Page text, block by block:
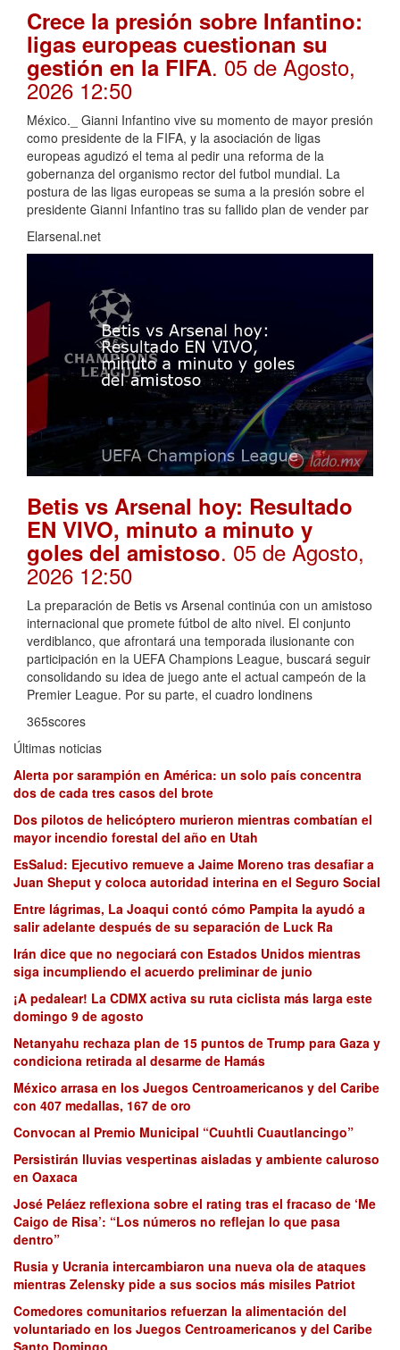
Crece la presión sobre Infantino:
ligas europeas cuestionan su
gestión en la FIFA. 05 de Agosto,
2026 12:50
México._ Gianni Infantino vive su momento de mayor presión
como presidente de la FIFA, y la asociación de ligas
europeas agudizó el tema al pedir una reforma de la
gobernanza del organismo rector del futbol mundial. La
postura de las ligas europeas se suma a la presión sobre el
presidente Gianni Infantino tras su fallido plan de vender par
Elarsenal.net
Betis vs Arsenal hoy: Resultado
EN VIVO, minuto a minuto y
goles del amistoso. 05 de Agosto,
2026 12:50
La preparación de Betis vs Arsenal continúa con un amistoso
internacional que promete fútbol de alto nivel. El conjunto
verdiblanco, que afrontará una temporada ilusionante con
participación en la UEFA Champions League, buscará seguir
consolidando su idea de juego ante el actual campeón de la
Premier League. Por su parte, el cuadro londinens
365scores
Últimas noticias
Alerta por sarampión en América: un solo país concentra
dos de cada tres casos del brote
Dos pilotos de helicóptero murieron mientras combatían el
mayor incendio forestal del año en Utah
EsSalud: Ejecutivo remueve a Jaime Moreno tras desafiar a
Juan Sheput y coloca autoridad interina en el Seguro Social
Entre lágrimas, La Joaqui contó cómo Pampita la ayudó a
salir adelante después de su separación de Luck Ra
Irán dice que no negociará con Estados Unidos mientras
siga incumpliendo el acuerdo preliminar de junio
¡A pedalear! La CDMX activa su ruta ciclista más larga este
domingo 9 de agosto
Netanyahu rechaza plan de 15 puntos de Trump para Gaza y
condiciona retirada al desarme de Hamás
México arrasa en los Juegos Centroamericanos y del Caribe
con 407 medallas, 167 de oro
Convocan al Premio Municipal “Cuuhtli Cuautlancingo”
Persistirán lluvias vespertinas aisladas y ambiente caluroso
en Oaxaca
José Peláez reflexiona sobre el rating tras el fracaso de ‘Me
Caigo de Risa’: “Los números no reflejan lo que pasa
dentro”
Rusia y Ucrania intercambiaron una nueva ola de ataques
mientras Zelensky pide a sus socios más misiles Patriot
Comedores comunitarios refuerzan la alimentación del
voluntariado en los Juegos Centroamericanos y del Caribe